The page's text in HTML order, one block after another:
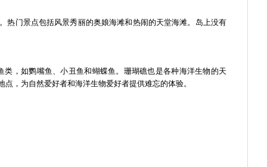
热门景点包括风景秀丽的奥娘海滩和热闹的天堂海滩。岛上没有
，如鹦嘴鱼、小丑鱼和蝴蝶鱼。珊瑚礁也是各种海洋生物的天
，为自然爱好者和海洋生物爱好者提供难忘的体验。